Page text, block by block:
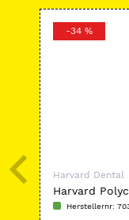
-34 %
Harvard Dental
Harvard
Herstellernr: